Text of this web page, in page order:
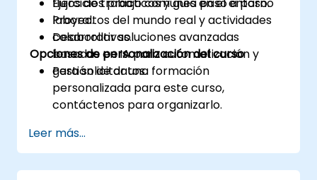
laboral.
Desarrollar soluciones avanzadas
basadas en IA para automatización y
gestión de datos.
Proyectos del mundo real y actividades
colaborativas.
Opciones de personalización del curso
Para solicitar una formación
personalizada para este curso,
contáctenos para organizarlo.
Leer más...